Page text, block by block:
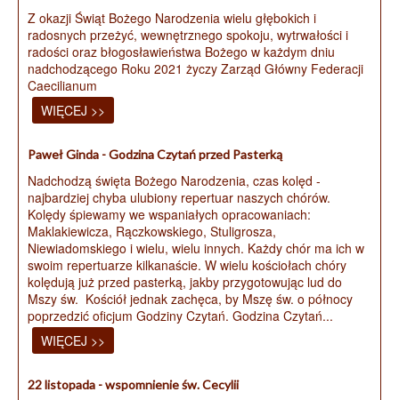
Z okazji Świąt Bożego Narodzenia wielu głębokich i
radosnych przeżyć, wewnętrznego spokoju, wytrwałości i
radości oraz błogosławieństwa Bożego w każdym dniu
nadchodzącego Roku 2021 życzy Zarząd Główny Federacji
Caecilianum
WIĘCEJ >>
Paweł Ginda - Godzina Czytań przed Pasterką
Nadchodzą święta Bożego Narodzenia, czas kolęd -
najbardziej chyba ulubiony repertuar naszych chórów.
Kolędy śpiewamy we wspaniałych opracowaniach:
Maklakiewicza, Rączkowskiego, Stuligrosza,
Niewiadomskiego i wielu, wielu innych. Każdy chór ma ich w
swoim repertuarze kilkanaście. W wielu kościołach chóry
kolędują już przed pasterką, jakby przygotowując lud do
Mszy św. Kościół jednak zachęca, by Mszę św. o północy
poprzedzić oficjum Godziny Czytań. Godzina Czytań...
WIĘCEJ >>
22 listopada - wspomnienie św. Cecylii